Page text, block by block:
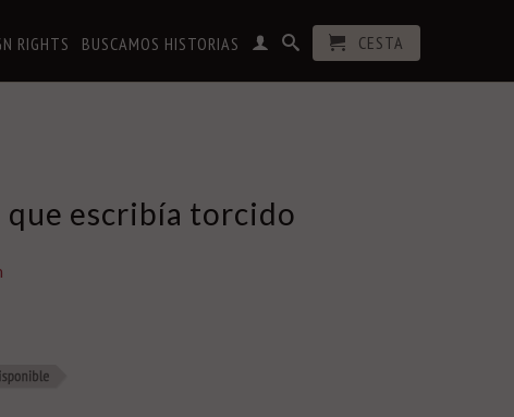
RIGHTS BUSCAMOS HISTORIAS CESTA
que escribía torcido